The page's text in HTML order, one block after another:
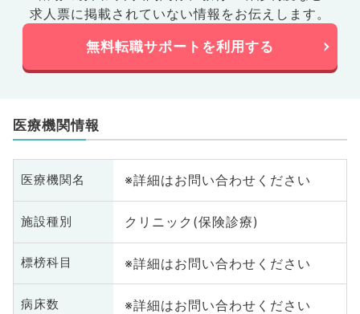
求人票に掲載されていない情報をお伝えします。
無料転職サポートを利用する
医療機関情報
医療機関名 ※詳細はお問い合わせください
施設種別 クリニック(保険診療)
標榜科目 ※詳細はお問い合わせください
病床数 ※詳細はお問い合わせください